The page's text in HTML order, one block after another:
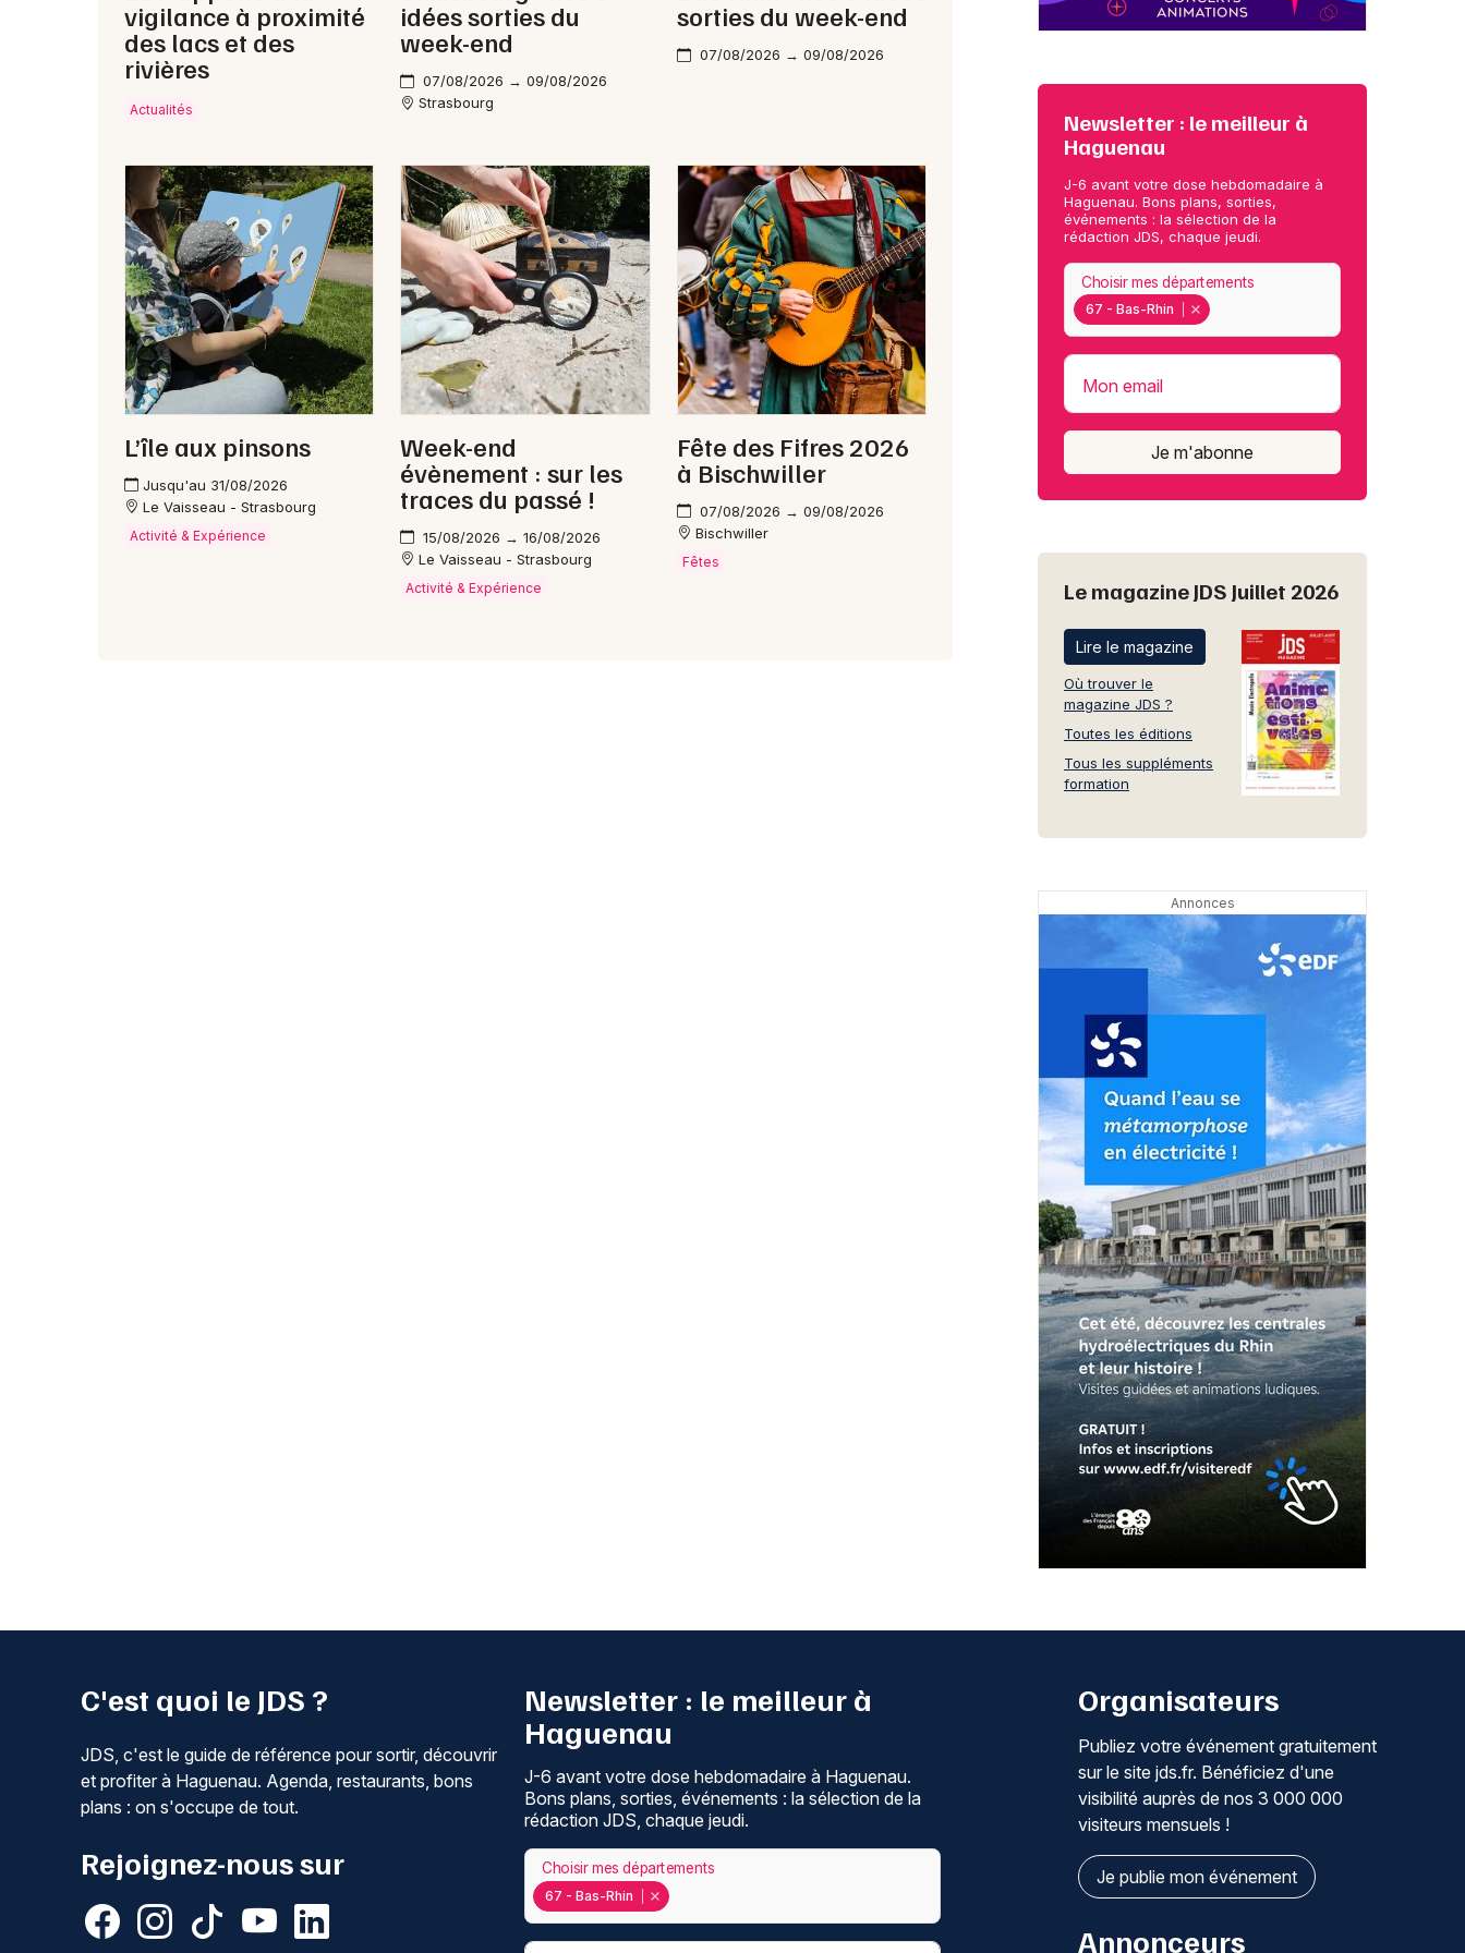
Newsletter des sorties
Artistes en tournée
Actus à Haguenau
Magazine à Haguenau
Actus tourisme & loisirs
vigilance à proximité
des lacs et des
rivières
Actualités
idées sorties du
week-end
07/08/2026 → 09/08/2026
Strasbourg
sorties du week-end
07/08/2026 → 09/08/2026
L’île aux pinsons
Jusqu'au 31/08/2026
Le Vaisseau - Strasbourg
Activité & Expérience
Week-end
évènement : sur les
traces du passé !
15/08/2026 → 16/08/2026
Le Vaisseau - Strasbourg
Activité & Expérience
Fête des Fifres 2026
à Bischwiller
07/08/2026 → 09/08/2026
Bischwiller
Fêtes
Newsletter : le meilleur à
Haguenau
J-6 avant votre dose hebdomadaire à
Haguenau. Bons plans, sorties,
événements : la sélection de la
rédaction JDS, chaque jeudi.
67 - Bas-Rhin
Choisir mes départements
Mon email
Je m'abonne
Le magazine JDS Juillet 2026
Lire le magazine
Où trouver le
magazine JDS ?
Toutes les éditions
Tous les suppléments
formation
C'est quoi le JDS ?
JDS, c'est le guide de référence pour sortir, découvrir
et profiter à Haguenau. Agenda, restaurants, bons
plans : on s'occupe de tout.
Rejoignez-nous sur
Newsletter : le meilleur à
Haguenau
J-6 avant votre dose hebdomadaire à Haguenau.
Bons plans, sorties, événements : la sélection de la
rédaction JDS, chaque jeudi.
67 - Bas-Rhin
Choisir mes départements
Organisateurs
Publiez votre événement gratuitement
sur le site jds.fr. Bénéficiez d'une
visibilité auprès de nos 3 000 000
visiteurs mensuels !
Je publie mon événement
Annonceurs